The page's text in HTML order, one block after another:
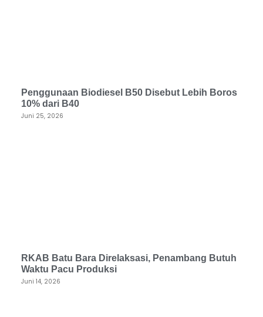
Penggunaan Biodiesel B50 Disebut Lebih Boros
10% dari B40
Juni 25, 2026
RKAB Batu Bara Direlaksasi, Penambang Butuh
Waktu Pacu Produksi
Juni 14, 2026